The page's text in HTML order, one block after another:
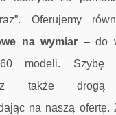
Oferujemy
na wymiar – do
modeli. Szybę
także drogą
na naszą ofertę.